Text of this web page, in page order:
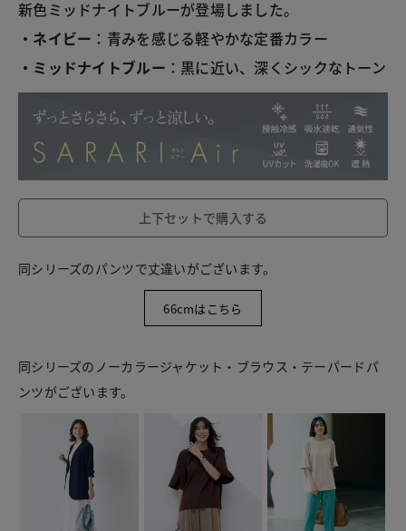
新色ミッドナイトブルーが登場しました。
・ネイビー ：青みを感じる軽やかな定番カラー
・ミッドナイトブルー ：黒に近い、深くシックなトーン
上下セットで購入する
同シリーズのパンツで丈違いがございます。
66cmはこちら
同シリーズのノーカラージャケット・ブラウス・テーパードパ
ンツがございます。